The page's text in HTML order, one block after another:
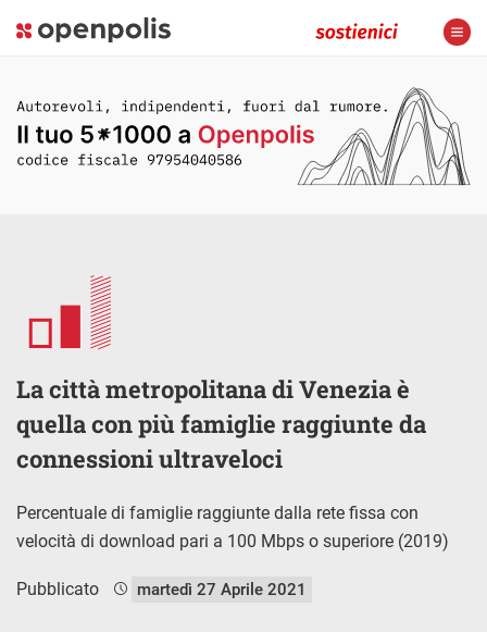
La città metropolitana di Venezia è
quella con più famiglie raggiunte da
connessioni ultraveloci
Percentuale di famiglie raggiunte dalla rete fissa con
velocità di download pari a 100 Mbps o superiore (2019)
Pubblicato martedì 27 Aprile 2021